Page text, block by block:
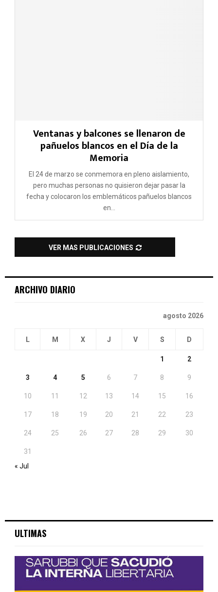
Ventanas y balcones se llenaron de
pañuelos blancos en el Día de la
Memoria
El 24 de marzo se conmemora en pleno aislamiento,
pero muchas personas no quisieron dejar pasar la
fecha y colocaron los emblemáticos pañuelos blancos
en...
VER MAS PUBLICACIONES
ARCHIVO DIARIO
agosto 2026
L M X J V S D
1 2
3 4 5 6 7 8 9
10 11 12 13 14 15 16
17 18 19 20 21 22 23
24 25 26 27 28 29 30
31
« Jul
ULTIMAS